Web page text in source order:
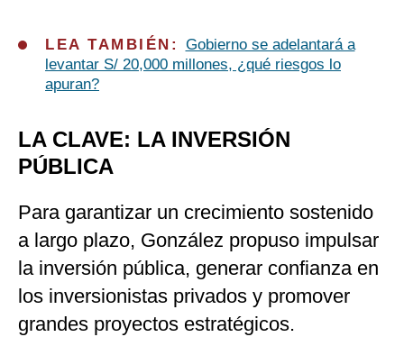
LEA TAMBIÉN: Gobierno se adelantará a
levantar S/ 20,000 millones, ¿qué riesgos lo
apuran?
LA CLAVE: LA INVERSIÓN
PÚBLICA
Para garantizar un crecimiento sostenido
a largo plazo, González propuso impulsar
la inversión pública, generar confianza en
los inversionistas privados y promover
grandes proyectos estratégicos.